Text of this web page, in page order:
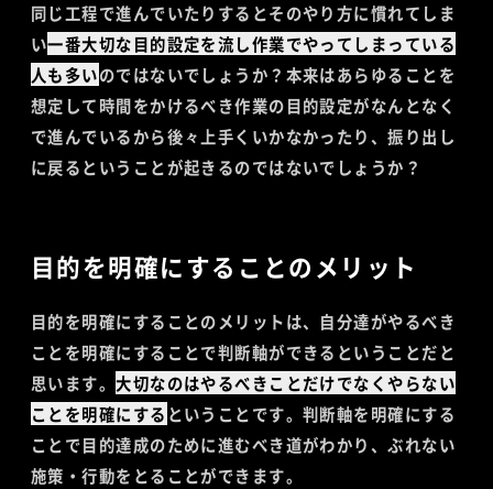
同じ工程で進んでいたりするとそのやり方に慣れてしま
い一番大切な目的設定を流し作業でやってしまっている
人も多いのではないでしょうか？本来はあらゆることを
想定して時間をかけるべき作業の目的設定がなんとなく
で進んでいるから後々上手くいかなかったり、振り出し
に戻るということが起きるのではないでしょうか？
目的を明確にすることのメリット
目的を明確にすることのメリットは、自分達がやるべき
ことを明確にすることで判断軸ができるということだと
思います。大切なのはやるべきことだけでなくやらない
ことを明確にする ということです。判断軸を明確にする
ことで目的達成のために進むべき道がわかり、ぶれない
施策・行動をとることができます。